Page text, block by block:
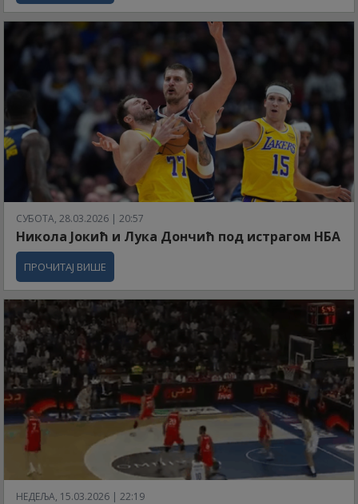
СУБОТА, 28.03.2026 | 20:57
Никола Јокић и Лука Дончић под истрагом НБА
ПРОЧИТАЈ ВИШЕ
НЕДЕЉА, 15.03.2026 | 22:19